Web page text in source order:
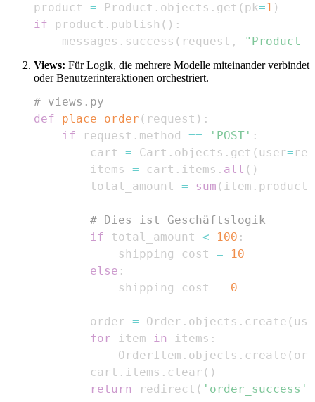
product = Product . objects . get ( pk=1 )
if product . publish ( ) :
    messages
. success ( request , "Product
Views: Für Logik, die mehrere Modelle miteinander verbindet
oder Benutzerinteraktionen orchestriert.
# views.py
def
place_order ( request ) :
if request . method == 'POST' :
        cart
= Cart . objects . get ( user=
        items
= cart . items . all ( )
        total_amount
= sum ( item . product
# Dies ist Geschäftslogik
if total_amount < 100 :
            shipping_cost
=
10
else :
            shipping_cost
= 0
        order
= Order . objects . create (
for item in items :
            OrderItem
. objects . create (
        cart
. items . clear ( )
return
redirect ( 'order_success'